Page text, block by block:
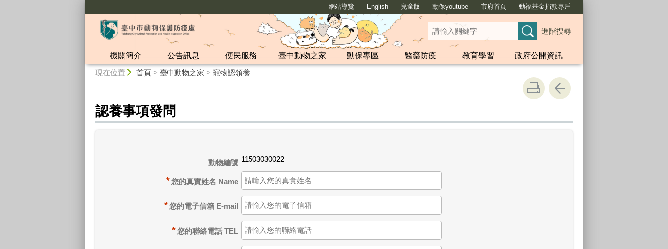
網站導覽 English 兒童版 動保youtube 市府首頁 動福基金捐款專戶
進階搜尋
機關簡介 公告訊息 便民服務 臺中動物之家 動保專區 醫藥防疫 教育學習
政府公開資訊
現在位置 首頁> 臺中動物之家 > 寵物認領養
認養事項發問
動物編號 11503030022
*您的真實姓名 Name
*您的電子信箱 E-mail
*您的聯絡電話 TEL